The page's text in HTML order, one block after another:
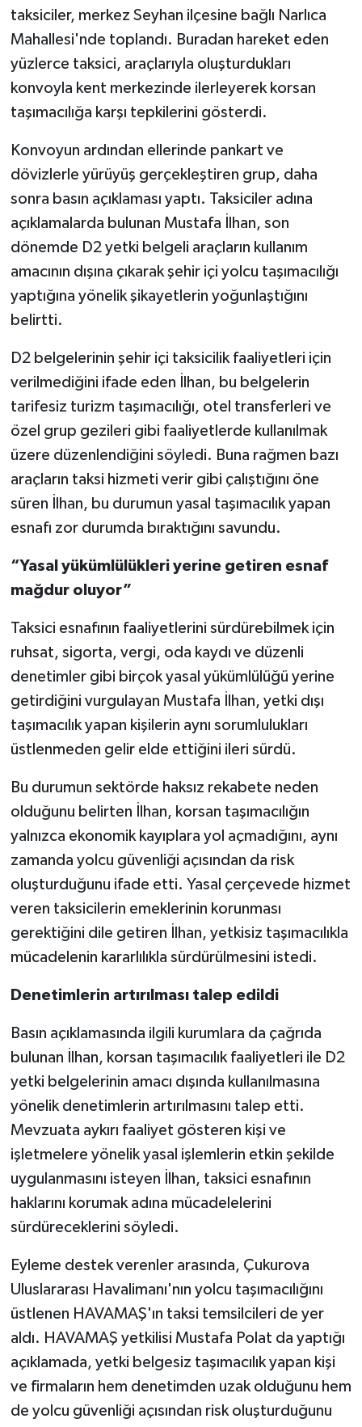
taksiciler, merkez Seyhan ilçesine bağlı Narlıca
Mahallesi'nde toplandı. Buradan hareket eden
yüzlerce taksici, araçlarıyla oluşturdukları
konvoyla kent merkezinde ilerleyerek korsan
taşımacılığa karşı tepkilerini gösterdi.
Konvoyun ardından ellerinde pankart ve
dövizlerle yürüyüş gerçekleştiren grup, daha
sonra basın açıklaması yaptı. Taksiciler adına
açıklamalarda bulunan Mustafa İlhan, son
dönemde D2 yetki belgeli araçların kullanım
amacının dışına çıkarak şehir içi yolcu taşımacılığı
yaptığına yönelik şikayetlerin yoğunlaştığını
belirtti.
D2 belgelerinin şehir içi taksicilik faaliyetleri için
verilmediğini ifade eden İlhan, bu belgelerin
tarifesiz turizm taşımacılığı, otel transferleri ve
özel grup gezileri gibi faaliyetlerde kullanılmak
üzere düzenlendiğini söyledi. Buna rağmen bazı
araçların taksi hizmeti verir gibi çalıştığını öne
süren İlhan, bu durumun yasal taşımacılık yapan
esnafı zor durumda bıraktığını savundu.
“Yasal yükümlülükleri yerine getiren esnaf
mağdur oluyor”
Taksici esnafının faaliyetlerini sürdürebilmek için
ruhsat, sigorta, vergi, oda kaydı ve düzenli
denetimler gibi birçok yasal yükümlülüğü yerine
getirdiğini vurgulayan Mustafa İlhan, yetki dışı
taşımacılık yapan kişilerin aynı sorumlulukları
üstlenmeden gelir elde ettiğini ileri sürdü.
Bu durumun sektörde haksız rekabete neden
olduğunu belirten İlhan, korsan taşımacılığın
yalnızca ekonomik kayıplara yol açmadığını, aynı
zamanda yolcu güvenliği açısından da risk
oluşturduğunu ifade etti. Yasal çerçevede hizmet
veren taksicilerin emeklerinin korunması
gerektiğini dile getiren İlhan, yetkisiz taşımacılıkla
mücadelenin kararlılıkla sürdürülmesini istedi.
Denetimlerin artırılması talep edildi
Basın açıklamasında ilgili kurumlara da çağrıda
bulunan İlhan, korsan taşımacılık faaliyetleri ile D2
yetki belgelerinin amacı dışında kullanılmasına
yönelik denetimlerin artırılmasını talep etti.
Mevzuata aykırı faaliyet gösteren kişi ve
işletmelere yönelik yasal işlemlerin etkin şekilde
uygulanmasını isteyen İlhan, taksici esnafının
haklarını korumak adına mücadelelerini
sürdüreceklerini söyledi.
Eyleme destek verenler arasında, Çukurova
Uluslararası Havalimanı'nın yolcu taşımacılığını
üstlenen HAVAMAŞ'ın taksi temsilcileri de yer
aldı. HAVAMAŞ yetkilisi Mustafa Polat da yaptığı
açıklamada, yetki belgesiz taşımacılık yapan kişi
ve firmaların hem denetimden uzak olduğunu hem
de yolcu güvenliği açısından risk oluşturduğunu